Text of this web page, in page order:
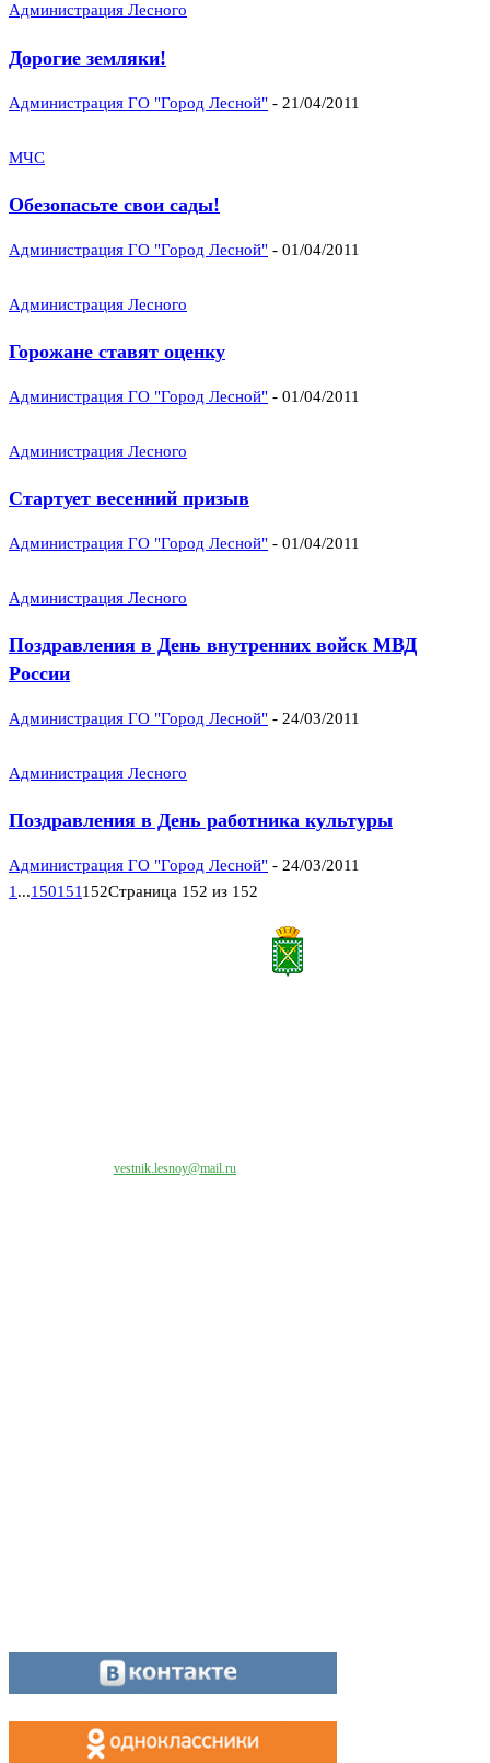
Администрация Лесного
Дорогие земляки!
Администрация ГО "Город Лесной" - 21/04/2011
МЧС
Обезопасьте свои сады!
Администрация ГО "Город Лесной" - 01/04/2011
Администрация Лесного
Горожане ставят оценку
Администрация ГО "Город Лесной" - 01/04/2011
Администрация Лесного
Стартует весенний призыв
Администрация ГО "Город Лесной" - 01/04/2011
Администрация Лесного
Поздравления в День внутренних войск МВД
России
Администрация ГО "Город Лесной" - 24/03/2011
Администрация Лесного
Поздравления в День работника культуры
Администрация ГО "Город Лесной" - 24/03/2011
1 ...150151152Страница 152 из 152
vestnik.lesnoy@mail.ru